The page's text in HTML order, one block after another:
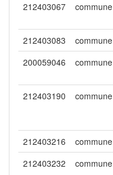
212403067
commune
212403083 commune
200059046
commune
212403190 commune
212403216 commune
212403232
commune